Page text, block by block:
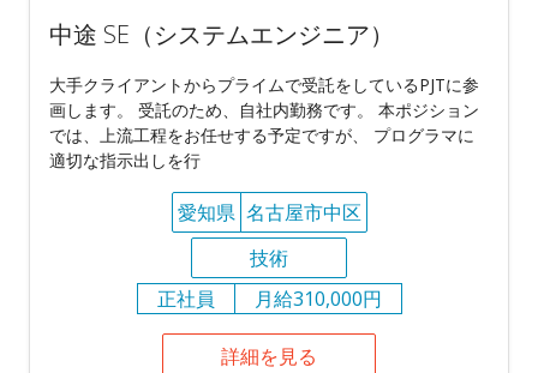
中途 SE（システムエンジニア）
大手クライアントからプライムで受託をしているPJTに参
画します。 受託のため、自社内勤務です。 本ポジション
では、上流工程をお任せする予定ですが、 プログラマに
適切な指示出しを行
愛知県 名古屋市中区
技術
正社員
月給310,000円
詳細を見る